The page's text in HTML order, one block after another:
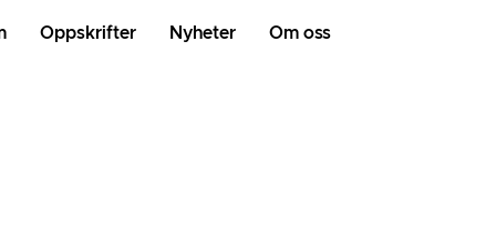
Oppskrifter Nyheter Om oss